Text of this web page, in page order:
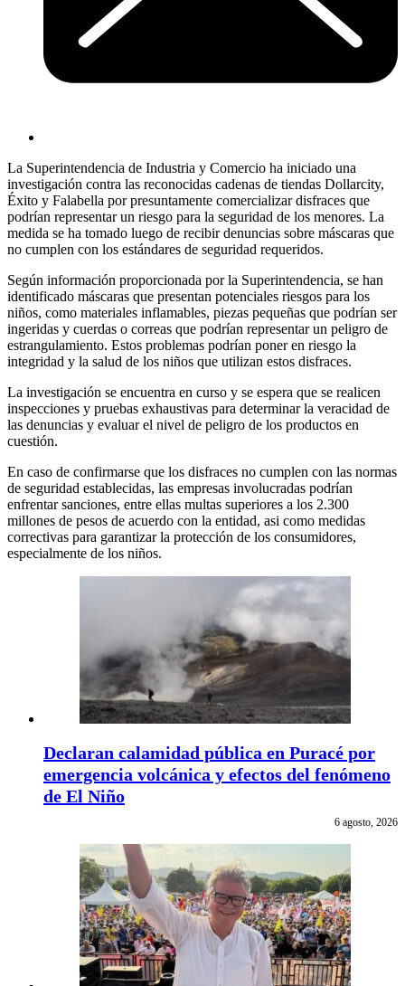
La Superintendencia de Industria y Comercio ha iniciado una
investigación contra las reconocidas cadenas de tiendas Dollarcity,
Éxito y Falabella por presuntamente comercializar disfraces que
podrían representar un riesgo para la seguridad de los menores. La
medida se ha tomado luego de recibir denuncias sobre máscaras que
no cumplen con los estándares de seguridad requeridos.
Según información proporcionada por la Superintendencia, se han
identificado máscaras que presentan potenciales riesgos para los
niños, como materiales inflamables, piezas pequeñas que podrían ser
ingeridas y cuerdas o correas que podrían representar un peligro de
estrangulamiento. Estos problemas podrían poner en riesgo la
integridad y la salud de los niños que utilizan estos disfraces.
La investigación se encuentra en curso y se espera que se realicen
inspecciones y pruebas exhaustivas para determinar la veracidad de
las denuncias y evaluar el nivel de peligro de los productos en
cuestión.
En caso de confirmarse que los disfraces no cumplen con las normas
de seguridad establecidas, las empresas involucradas podrían
enfrentar sanciones, entre ellas multas superiores a los 2.300
millones de pesos de acuerdo con la entidad, asi como medidas
correctivas para garantizar la protección de los consumidores,
especialmente de los niños.
Declaran calamidad pública en Puracé por
emergencia volcánica y efectos del fenómeno
de El Niño
6 agosto, 2026